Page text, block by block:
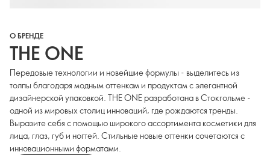
О БРЕНДЕ
THE ONE
Передовые технологии и новейшие формулы - выделитесь из
толпы благодаря модным оттенкам и продуктам с элегантной
дизайнерской упаковкой. THE ONE разработана в Стокгольме -
одной из мировых столиц инноваций, где рождаются тренды.
Выразите себя с помощью широкого ассортимента косметики для
лица, глаз, губ и ногтей. Стильные новые оттенки сочетаются с
инновационными форматами.